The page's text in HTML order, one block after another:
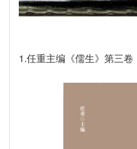
1.任重主编《儒生》第三卷